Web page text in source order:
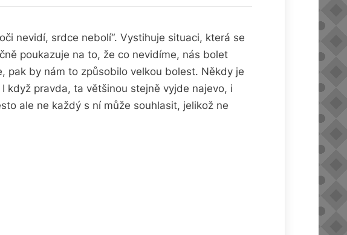
nevidí, srdce nebolí“. Vystihuje situaci, která se
poukazuje na to, že co nevidíme, nás bolet
pak by nám to způsobilo velkou bolest. Někdy je
když pravda, ta většinou stejně vyjde najevo, i
ale ne každý s ní může souhlasit, jelikož ne